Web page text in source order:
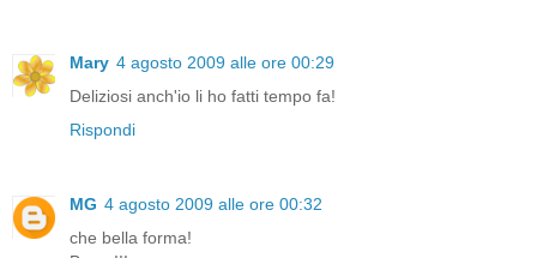
Mary 4 agosto 2009 alle ore 00:29
Deliziosi anch'io li ho fatti tempo fa!
Rispondi
MG 4 agosto 2009 alle ore 00:32
che bella forma!